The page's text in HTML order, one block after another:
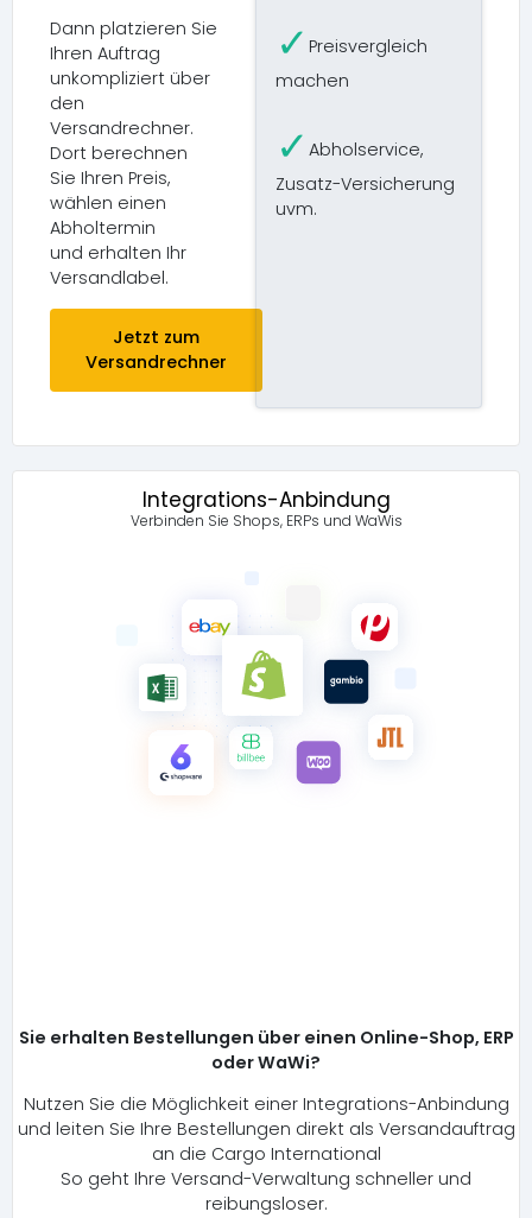
Dann platzieren Sie
Ihren Auftrag
unkompliziert über
den
Versandrechner.
Dort berechnen
Sie Ihren Preis,
wählen einen
Abholtermin
und erhalten Ihr
Versandlabel.
Jetzt zum
Versandrechner
✓ Preisvergleich
machen
✓Abholservice,
Zusatz-Versicherung
uvm.
Integrations-Anbindung
Verbinden Sie Shops, ERPs und WaWis
Sie erhalten Bestellungen über einen Online-Shop, ERP
oder WaWi?
Nutzen Sie die Möglichkeit einer Integrations-Anbindung
und leiten Sie Ihre Bestellungen direkt als Versandauftrag
an die Cargo International
So geht Ihre Versand-Verwaltung schneller und
reibungsloser.